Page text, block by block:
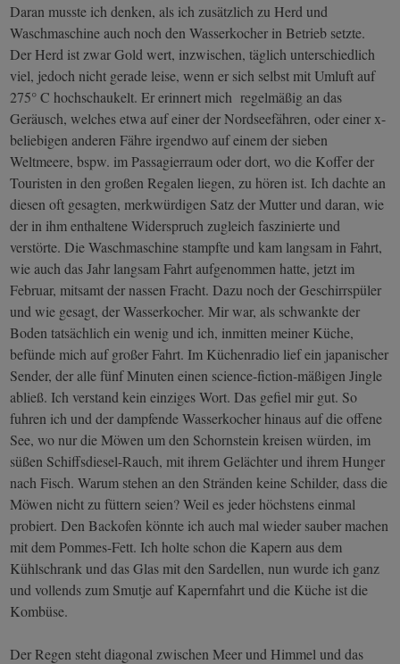
Daran musste ich denken, als ich zusätzlich zu Herd und
Waschmaschine auch noch den Wasserkocher in Betrieb setzte.
Der Herd ist zwar Gold wert, inzwischen, täglich unterschiedlich
viel, jedoch nicht gerade leise, wenn er sich selbst mit Umluft auf
275° C hochschaukelt. Er erinnert mich regelmäßig an das
Geräusch, welches etwa auf einer der Nordseefähren, oder einer x-
beliebigen anderen Fähre irgendwo auf einem der sieben
Weltmeere, bspw. im Passagierraum oder dort, wo die Koffer der
Touristen in den großen Regalen liegen, zu hören ist. Ich dachte an
diesen oft gesagten, merkwürdigen Satz der Mutter und daran, wie
der in ihm enthaltene Widerspruch zugleich faszinierte und
verstörte. Die Waschmaschine stampfte und kam langsam in Fahrt,
wie auch das Jahr langsam Fahrt aufgenommen hatte, jetzt im
Februar, mitsamt der nassen Fracht. Dazu noch der Geschirrspüler
und wie gesagt, der Wasserkocher. Mir war, als schwankte der
Boden tatsächlich ein wenig und ich, inmitten meiner Küche,
befünde mich auf großer Fahrt. Im Küchenradio lief ein japanischer
Sender, der alle fünf Minuten einen science-fiction-mäßigen Jingle
abließ. Ich verstand kein einziges Wort. Das gefiel mir gut. So
fuhren ich und der dampfende Wasserkocher hinaus auf die offene
See, wo nur die Möwen um den Schornstein kreisen würden, im
süßen Schiffsdiesel-Rauch, mit ihrem Gelächter und ihrem Hunger
nach Fisch. Warum stehen an den Stränden keine Schilder, dass die
Möwen nicht zu füttern seien? Weil es jeder höchstens einmal
probiert. Den Backofen könnte ich auch mal wieder sauber machen
mit dem Pommes-Fett. Ich holte schon die Kapern aus dem
Kühlschrank und das Glas mit den Sardellen, nun wurde ich ganz
und vollends zum Smutje auf Kapernfahrt und die Küche ist die
Kombüse.
Der Regen steht diagonal zwischen Meer und Himmel und das